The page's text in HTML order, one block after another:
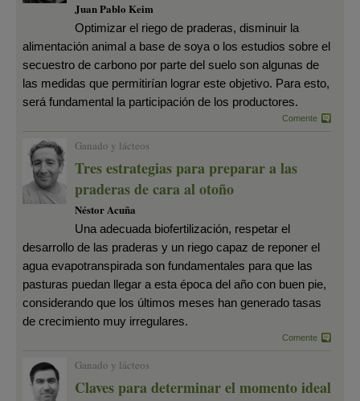
Juan Pablo Keim
Optimizar el riego de praderas, disminuir la
alimentación animal a base de soya o los estudios sobre el
secuestro de carbono por parte del suelo son algunas de
las medidas que permitirían lograr este objetivo. Para esto,
será fundamental la participación de los productores.
Comente
Ganado y lácteos
Tres estrategias para preparar a las
praderas de cara al otoño
Néstor Acuña
Una adecuada biofertilización, respetar el
desarrollo de las praderas y un riego capaz de reponer el
agua evapotranspirada son fundamentales para que las
pasturas puedan llegar a esta época del año con buen pie,
considerando que los últimos meses han generado tasas
de crecimiento muy irregulares.
Comente
Ganado y lácteos
Claves para determinar el momento ideal